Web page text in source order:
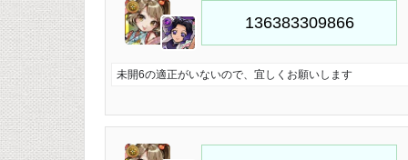
未開6の適正がいないので、宜しくお願いします